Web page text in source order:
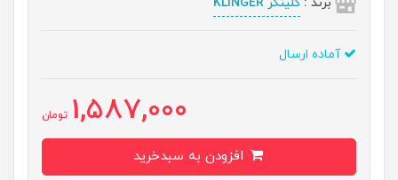
آماده ارسال
1,587,000 تومان